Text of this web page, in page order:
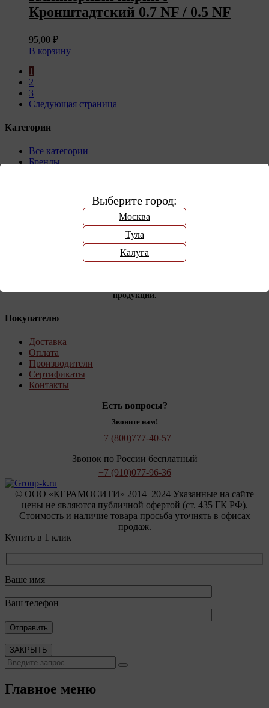
Кронштадтский 0.7 NF / 0.5 NF
95,00 ₽
В корзину
1
2
3
Следующая страница
Категории
Все категории
Бренды
Компания «КерамоСити», является дистрибьютором многих
продукции.
Покупателю
Доставка
Оплата
Производители
Сертификаты
Контакты
Есть вопросы?
Звоните нам!
+7 (800)777-40-57
Звонок по России бесплатный
+7 (910)077-96-36
© OOO «КЕРАМОСИТИ» 2014–2024 Указанные на сайте
цены не являются публичной офертой (ст. 435 ГК РФ).
Стоимость и наличие товара просьба уточнять в офисах
продаж.
Выберите город:
Москва
Тула
Калуга
Купить в 1 клик
Ваше имя
Ваш телефон
ЗАКРЫТЬ
Главное меню